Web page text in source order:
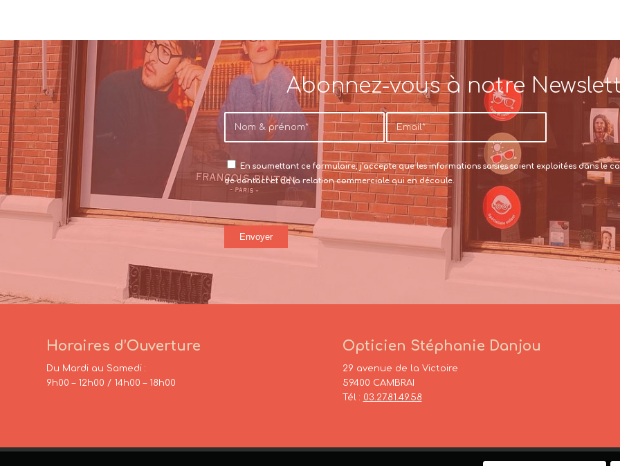
Abonnez-vous à notre
En soumettant ce formulaire, j’accepte que les informations saisies soient exploitées dans le
de contact et de la relation commerciale qui en découle.
Horaires d’Ouverture
Du Mardi au Samedi :
9h00 – 12h00 / 14h00 – 18h00
Opticien Stéphanie Danjou
29 avenue de la Victoire
59400 CAMBRAI
Tél : 03.27.81.49.58